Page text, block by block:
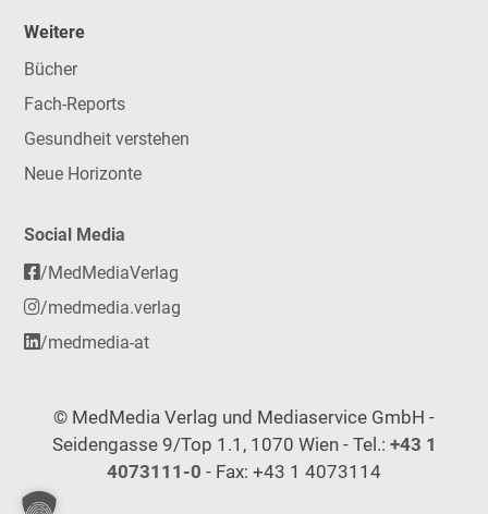
Weitere
Bücher
Fach-Reports
Gesundheit verstehen
Neue Horizonte
Social Media
/MedMediaVerlag
/medmedia.verlag
/medmedia-at
© MedMedia Verlag und Mediaservice GmbH -
Seidengasse 9/Top 1.1, 1070 Wien - Tel.: +43 1
4073111-0 - Fax: +43 1 4073114